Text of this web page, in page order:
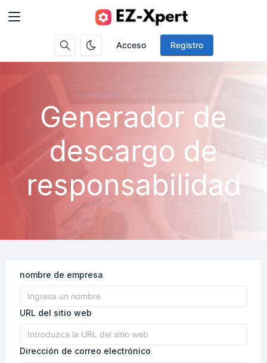
Acceso Registro
Generador de
descargo de
responsabilidad
nombre de empresa
URL del sitio web
Dirección de correo electrónico